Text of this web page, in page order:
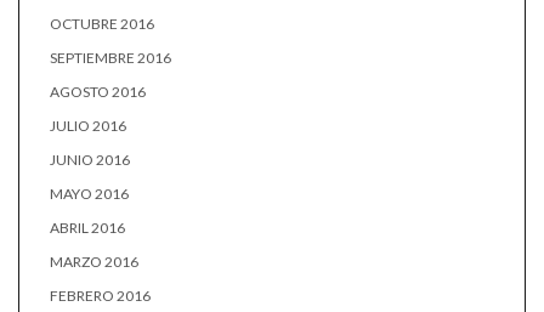
OCTUBRE 2016
SEPTIEMBRE 2016
AGOSTO 2016
JULIO 2016
JUNIO 2016
MAYO 2016
ABRIL 2016
MARZO 2016
FEBRERO 2016